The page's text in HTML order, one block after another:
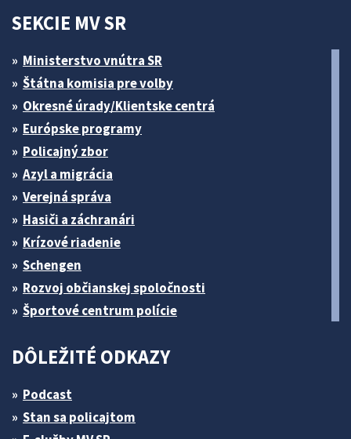
SEKCIE MV SR
Ministerstvo vnútra SR
Štátna komisia pre volby
Okresné úrady/Klientske centrá
Európske programy
Policajný zbor
Azyl a migrácia
Verejná správa
Hasiči a záchranári
Krízové riadenie
Schengen
Rozvoj občianskej spoločnosti
Športové centrum polície
DÔLEŽITÉ ODKAZY
Podcast
Stan sa policajtom